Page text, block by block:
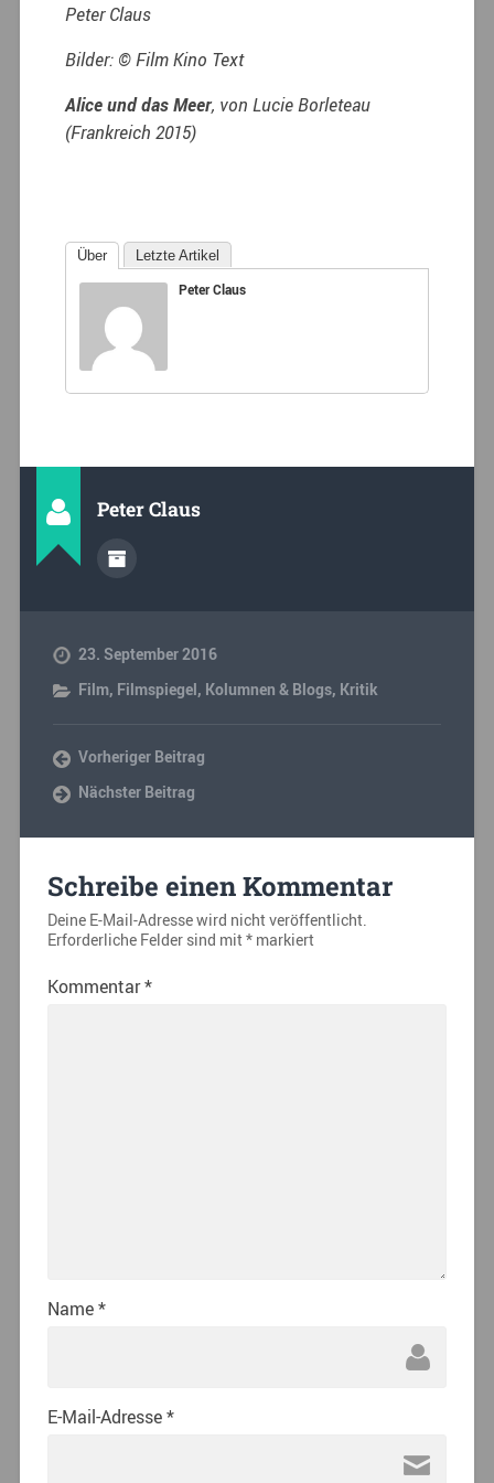
Peter Claus
Bilder: © Film Kino Text
Alice und das Meer, von Lucie Borleteau
(Frankreich 2015)
Über Letzte Artikel
Peter Claus
Peter Claus
23. September 2016
Film, Filmspiegel, Kolumnen & Blogs, Kritik
Vorheriger Beitrag
Nächster Beitrag
Schreibe einen Kommentar
Deine E-Mail-Adresse wird nicht veröffentlicht.
Erforderliche Felder sind mit*markiert
Kommentar*
Name*
E-Mail-Adresse*